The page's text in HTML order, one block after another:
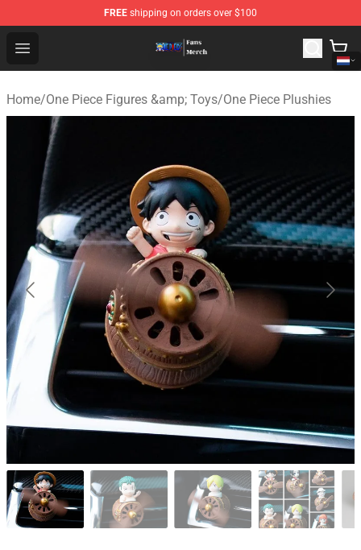
FREE shipping on orders over $100
Open menu
One Piece Store - Official One Piece Merchandise Shop
Home/One Piece Figures &amp; Toys/One Piece Plushies